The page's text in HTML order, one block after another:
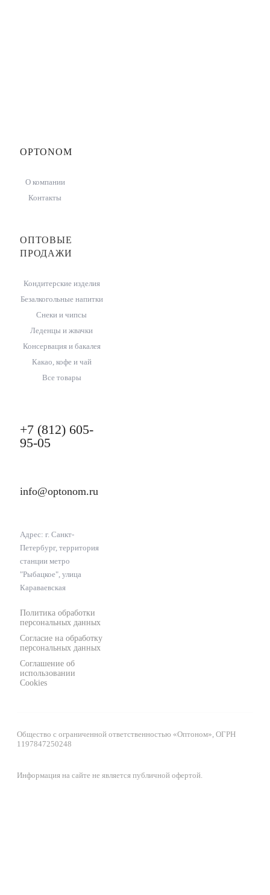
OPTONOM
О компании
Контакты
ОПТОВЫЕ
ПРОДАЖИ
Кондитерские изделия
Безалкогольные напитки
Снеки и чипсы
Леденцы и жвачки
Консервация и бакалея
Какао, кофе и чай
Все товары
+7 (812) 605-
95-05
info@optonom.ru
Адрес: г. Санкт-
Петербург, территория
станции метро
"Рыбацкое", улица
Караваевская
Политика обработки
персональных данных
Согласие на обработку
персональных данных
Соглашение об
использовании
Cookies
Общество с ограниченной ответственностью «Оптоном», ОГРН
1197847250248
Информация на сайте не является публичной офертой.